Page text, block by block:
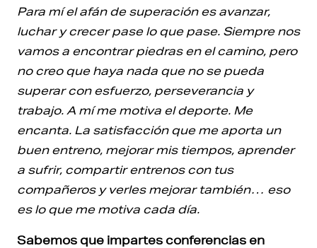
Para mí el afán de superación es avanzar,
luchar y crecer pase lo que pase. Siempre nos
vamos a encontrar piedras en el camino, pero
no creo que haya nada que no se pueda
superar con esfuerzo, perseverancia y
trabajo. A mí me motiva el deporte. Me
encanta. La satisfacción que me aporta un
buen entreno, mejorar mis tiempos, aprender
a sufrir, compartir entrenos con tus
compañeros y verles mejorar también… eso
es lo que me motiva cada día.
Sabemos que impartes conferencias en